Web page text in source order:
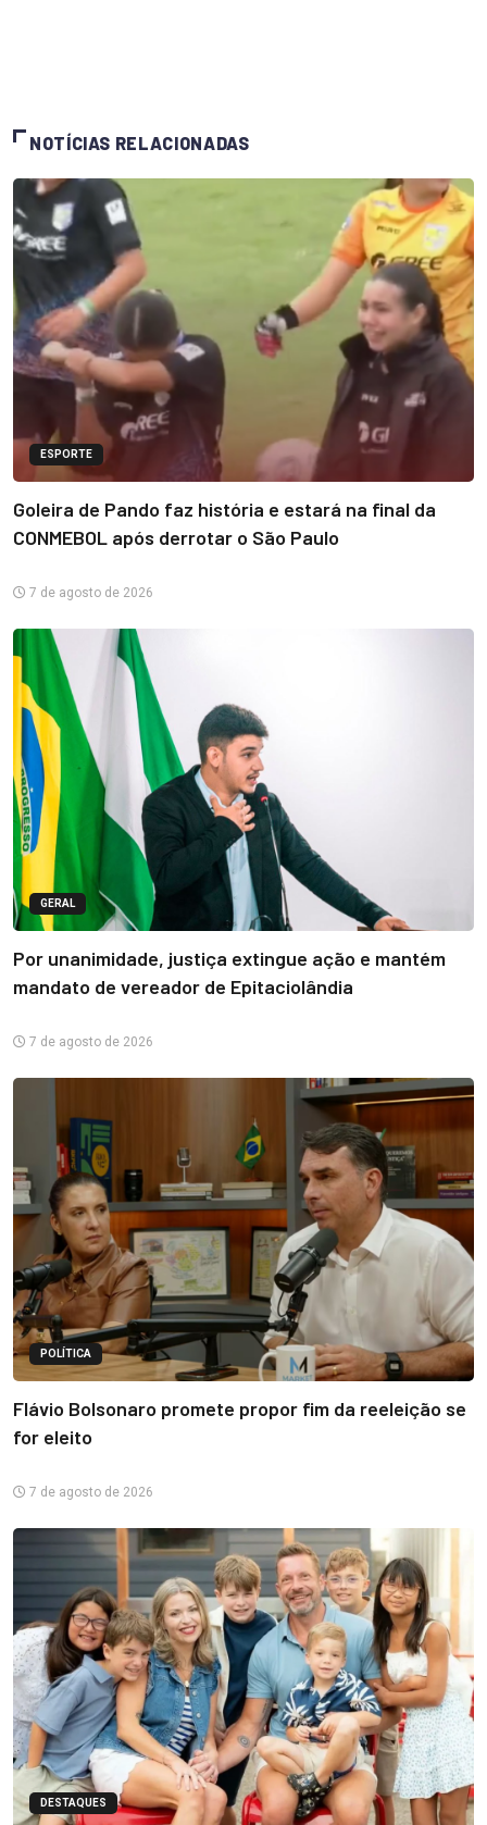
NOTÍCIAS RELACIONADAS
ESPORTE
Goleira de Pando faz história e estará na final da
CONMEBOL após derrotar o São Paulo
7 de agosto de 2026
GERAL
Por unanimidade, justiça extingue ação e mantém
mandato de vereador de Epitaciolândia
7 de agosto de 2026
POLÍTICA
Flávio Bolsonaro promete propor fim da reeleição se
for eleito
7 de agosto de 2026
DESTAQUES